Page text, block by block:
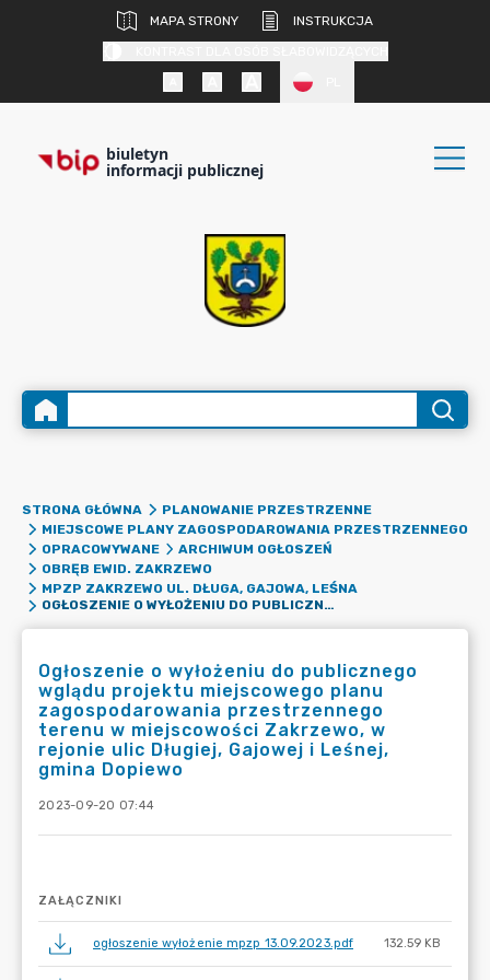
MAPA STRONY
INSTRUKCJA
biuletyn
informacji publicznej
STRONA GŁÓWNA
PLANOWANIE PRZESTRZENNE
MIEJSCOWE PLANY ZAGOSPODAROWANIA PRZESTRZENNEGO
OPRACOWYWANE
ARCHIWUM OGŁOSZEŃ
OBRĘB EWID. ZAKRZEWO
MPZP ZAKRZEWO UL. DŁUGA, GAJOWA, LEŚNA
OGŁOSZENIE O WYŁOŻENIU DO PUBLICZNEGO WGLĄDU PROJEKTU MIEJSCOWEGO PLANU ZAGOSPODAROWANIA PRZESTRZENNEGO TERENU W MIEJSCOWOŚCI ZAKRZEWO, W REJONIE ULIC DŁUGIEJ, GAJOWEJ I LEŚNEJ, GMINA DOPIEWO
Ogłoszenie o wyłożeniu do publicznego
wglądu projektu miejscowego planu
zagospodarowania przestrzennego
terenu w miejscowości Zakrzewo, w
rejonie ulic Długiej, Gajowej i Leśnej,
gmina Dopiewo
2023-09-20 07:44
ZAŁĄCZNIKI
ogłoszenie wyłożenie mpzp 13.09.2023.pdf 132.59 KB